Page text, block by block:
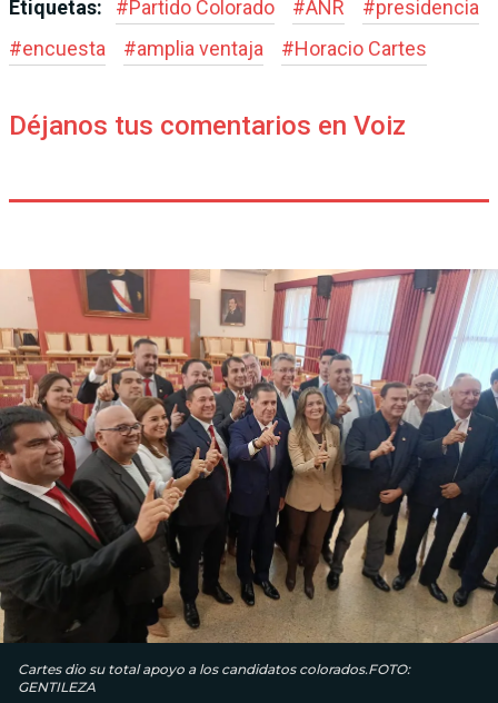
Etiquetas: #Partido Colorado #ANR #presidencia
#encuesta #amplia ventaja #Horacio Cartes
Déjanos tus comentarios en Voiz
Cartes dio su total apoyo a los candidatos colorados.FOTO:
GENTILEZA